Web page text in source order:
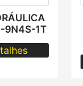
9N4S-1T